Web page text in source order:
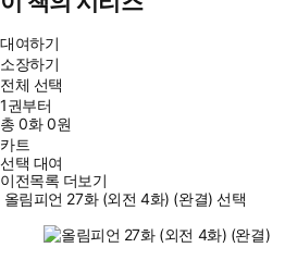
대여하기
소장하기
전체 선택
1권부터
총0화0원
카트
선택 대여
이전목록 더보기
올림피언 27화 (외전 4화) (완결) 선택